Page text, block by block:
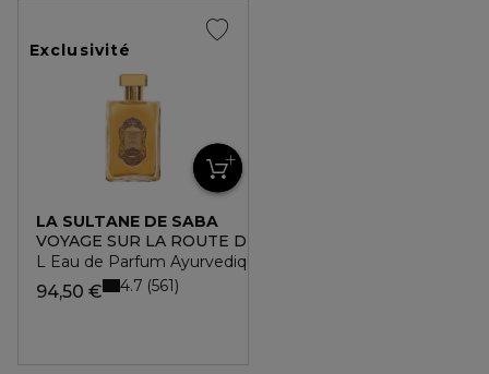
Exclusivité
LA SULTANE DE SABA
VOYAGE SUR LA ROUTE DES ÉPICES A L'AYURVEDIQUE
L Eau de Parfum Ayurvedique
94,50 € 4.7 561